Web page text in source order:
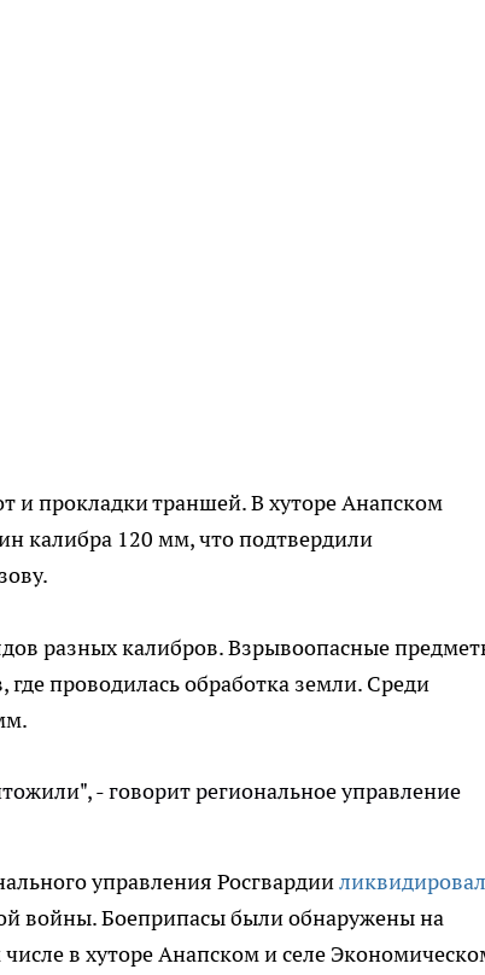
и прокладки траншей. В хуторе Анапском
калибра 120 мм, что подтвердили
разных калибров. Взрывоопасные
проводилась обработка земли. Среди
- говорит региональное управление
управления Росгвардии
войны. Боеприпасы были обнаружены на
в хуторе Анапском и селе